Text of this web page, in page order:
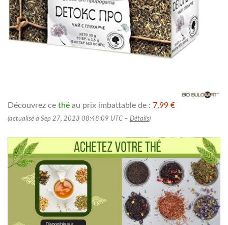
Découvrez ce thé au prix imbattable de : 7,99 €
(actualisé à Sep 27, 2023 08:48:09 UTC – Détails)